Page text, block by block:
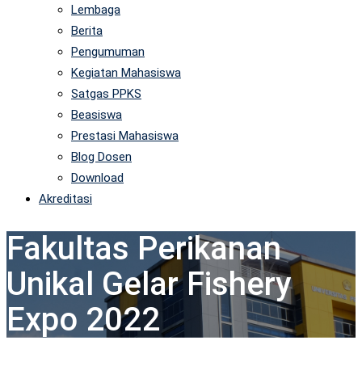
Lembaga
Berita
Pengumuman
Kegiatan Mahasiswa
Satgas PPKS
Beasiswa
Prestasi Mahasiswa
Blog Dosen
Download
Akreditasi
Fakultas Perikanan
Unikal Gelar Fishery
Expo 2022